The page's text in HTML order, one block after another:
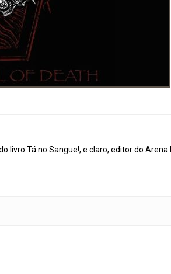
livro Tá no Sangue!, e claro, editor do Arena